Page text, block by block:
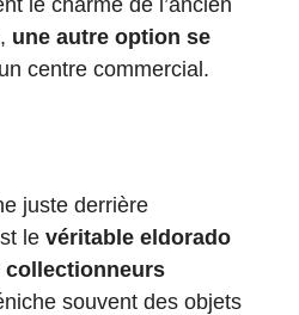
le charme de l’ancien
une autre option se
centre commercial.
juste derrière
le véritable eldorado
collectionneurs
souvent des objets